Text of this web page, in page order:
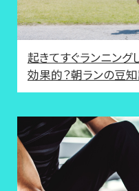
起きてすぐランニン
効果的？朝ランの豆